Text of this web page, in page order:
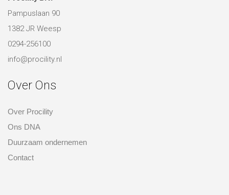
Over Ons
Over Procility
Ons DNA
Contact
Disclaimer
Privacy beleid
Algemene voorwaarden